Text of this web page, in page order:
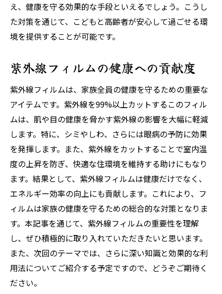
え、健康を守る効果的な手段といえるでしょう。こうし
た対策を通じて、こどもと高齢者が安心して過ごせる環
境を提供することが可能です。
紫外線フィルムの健康への貢献度
紫外線フィルムは、家族全員の健康を守るための重要な
アイテムです。紫外線を99%以上カットするこのフィル
ムは、肌や目の健康を脅かす紫外線の影響を大幅に軽減
します。特に、シミやしわ、さらには眼病の予防に効果
を発揮します。また、紫外線をカットすることで室内温
度の上昇を防ぎ、快適な住環境を維持する助けにもなり
ます。結果として、紫外線フィルムは健康だけでなく、
エネルギー効率の向上にも貢献します。これにより、フ
ィルムは家族の健康を守るための総合的な対策となりま
す。本記事を通じて、紫外線フィルムの重要性を理解
し、ぜひ積極的に取り入れていただきたいと思います。
また、次回のテーマでは、さらに深い知識と効果的な利
用法についてご紹介する予定ですので、どうぞご期待く
ださい。